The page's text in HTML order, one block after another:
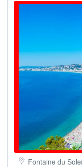
Fontaine du